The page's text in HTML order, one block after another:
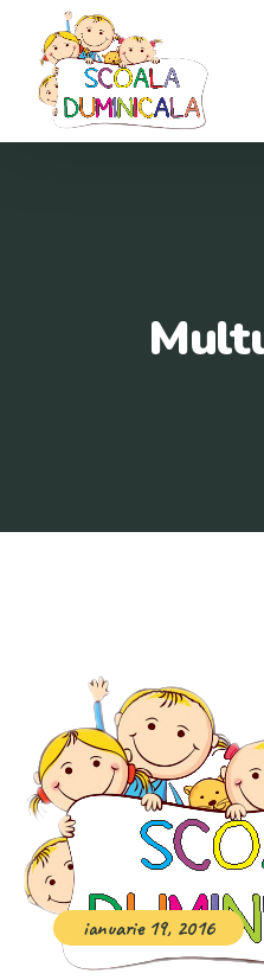
ianuarie 19, 2016